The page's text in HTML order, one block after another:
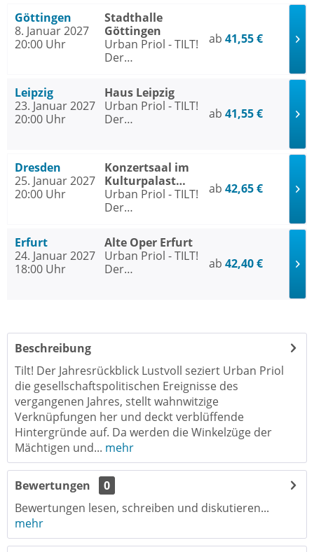
2026
Göttingen
8. Januar 2027
20:00 Uhr
Stadthalle
Göttingen
Urban Priol - TILT!
Der
ab 41,55 €
Leipzig
23. Januar 2027
20:00 Uhr
Haus Leipzig
Urban Priol - TILT!
Der
ab 41,55 €
Dresden
25. Januar 2027
20:00 Uhr
Konzertsaal im
Kulturpalast
Dresden
Urban Priol - TILT!
Der
2026
ab 42,65 €
Erfurt
24. Januar 2027
18:00 Uhr
Alte Oper Erfurt
Urban Priol - TILT!
Der
ab 42,40 €
Beschreibung
Tilt! Der Jahresrückblick Lustvoll seziert Urban Priol
die gesellschaftspolitischen Ereignisse des
vergangenen Jahres, stellt wahnwitzige
Verknüpfungen her und deckt verblüffende
Hintergründe auf. Da werden die Winkelzüge der
Mächtigen und... mehr
Bewertungen
0
Bewertungen lesen, schreiben und diskutieren...
mehr